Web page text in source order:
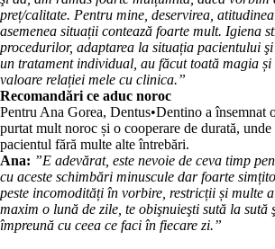
preț/calitate. Pentru mine, deservirea,
asemenea situații contează foarte mult. Igiena
procedurilor, adaptarea la situația pacientului
un tratament individual, au făcut toată magia și
valoare relației mele cu clinica.”
Recomandări ce aduc noroc
Pentru Ana Gorea, Dentus•Dentino a însemnat
purtat mult noroc și o cooperare de durată,
pacientul fără multe alte întrebări.
Ana: ”E adevărat, este nevoie de ceva timp
cu aceste schimbări minuscule dar foarte
peste incomodități în vorbire, restricții și multe
maxim o lună de zile, te obişnuieşti sută la sută
împreună cu ceea ce faci în fiecare zi.”